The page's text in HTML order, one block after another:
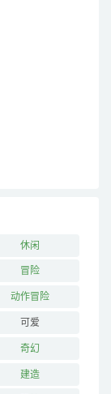
休闲
冒险
动作冒险
可爱
奇幻
建造